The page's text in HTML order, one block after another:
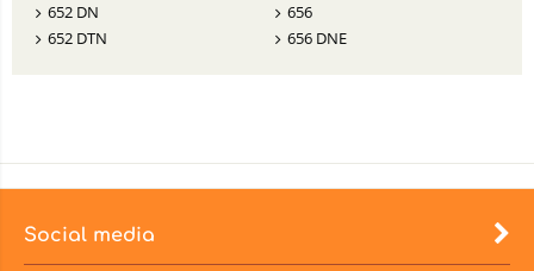
652 DN
652 DTN
656
656 DNE
Social media